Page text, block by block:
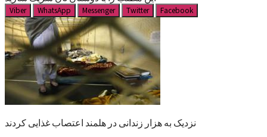
Viber WhatsApp Messenger Twitter Facebook
نزدیک به هزار زندانی در هلمند اعتصاب غذایی کردند